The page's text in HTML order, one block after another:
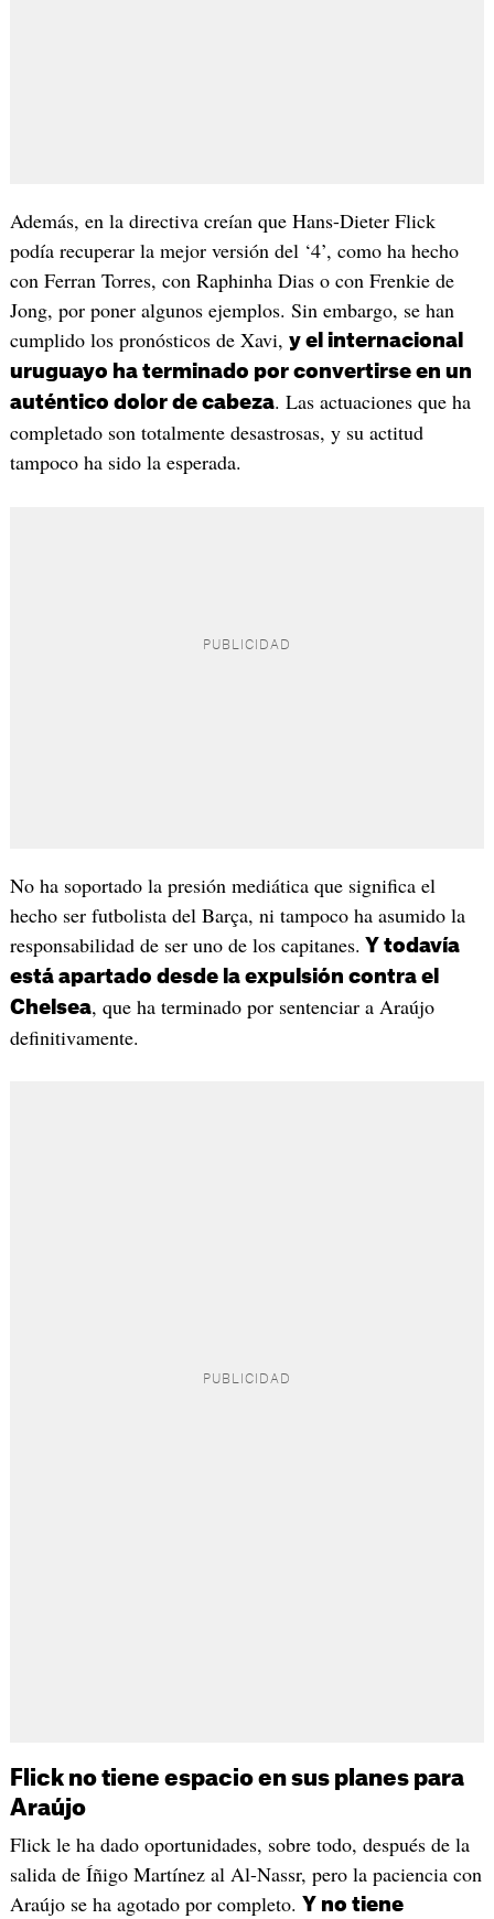
Además, en la directiva creían que Hans-Dieter Flick
podía recuperar la mejor versión del ‘4’, como ha hecho
con Ferran Torres, con Raphinha Dias o con Frenkie de
Jong, por poner algunos ejemplos. Sin embargo, se han
cumplido los pronósticos de Xavi, y el internacional
uruguayo ha terminado por convertirse en un
auténtico dolor de cabeza. Las actuaciones que ha
completado son totalmente desastrosas, y su actitud
tampoco ha sido la esperada.
No ha soportado la presión mediática que significa el
hecho ser futbolista del Barça, ni tampoco ha asumido la
responsabilidad de ser uno de los capitanes. Y todavía
está apartado desde la expulsión contra el
Chelsea, que ha terminado por sentenciar a Araújo
definitivamente.
Flick no tiene espacio en sus planes para
Araújo
Flick le ha dado oportunidades, sobre todo, después de la
salida de Íñigo Martínez al Al-Nassr, pero la paciencia con
Araújo se ha agotado por completo. Y no tiene